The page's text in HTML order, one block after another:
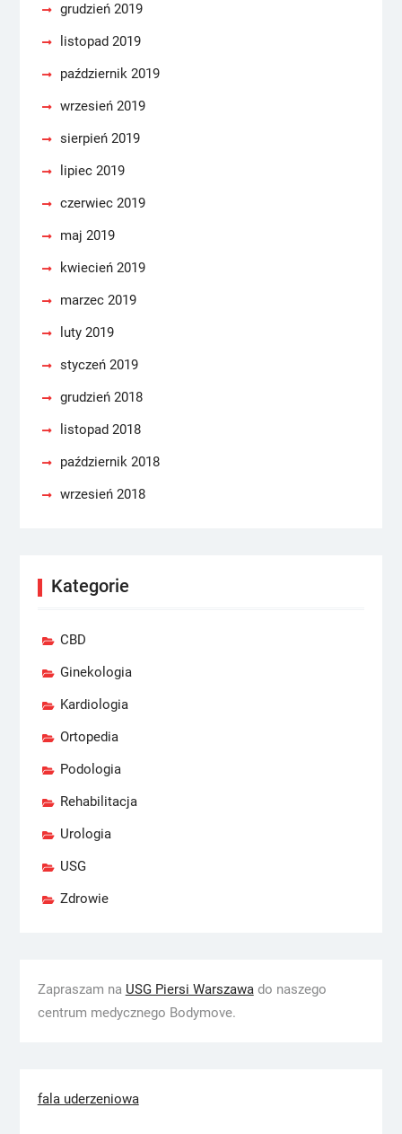
grudzień 2019
listopad 2019
październik 2019
wrzesień 2019
sierpień 2019
lipiec 2019
czerwiec 2019
maj 2019
kwiecień 2019
marzec 2019
luty 2019
styczeń 2019
grudzień 2018
listopad 2018
październik 2018
wrzesień 2018
Kategorie
CBD
Ginekologia
Kardiologia
Ortopedia
Podologia
Rehabilitacja
Urologia
USG
Zdrowie
Zapraszam na USG Piersi Warszawado naszego
centrum medycznego Bodymove.
fala uderzeniowa